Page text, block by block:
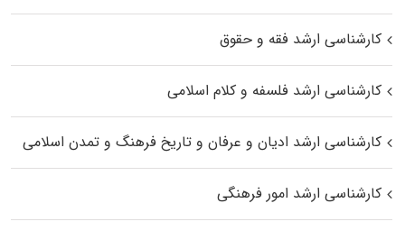
کارشناسی ارشد فقه و حقوق
کارشناسی ارشد فلسفه و کلام اسلامی
کارشناسی ارشد ادیان و عرفان و تاریخ فرهنگ و تمدن اسلامی
کارشناسی ارشد امور فرهنگی